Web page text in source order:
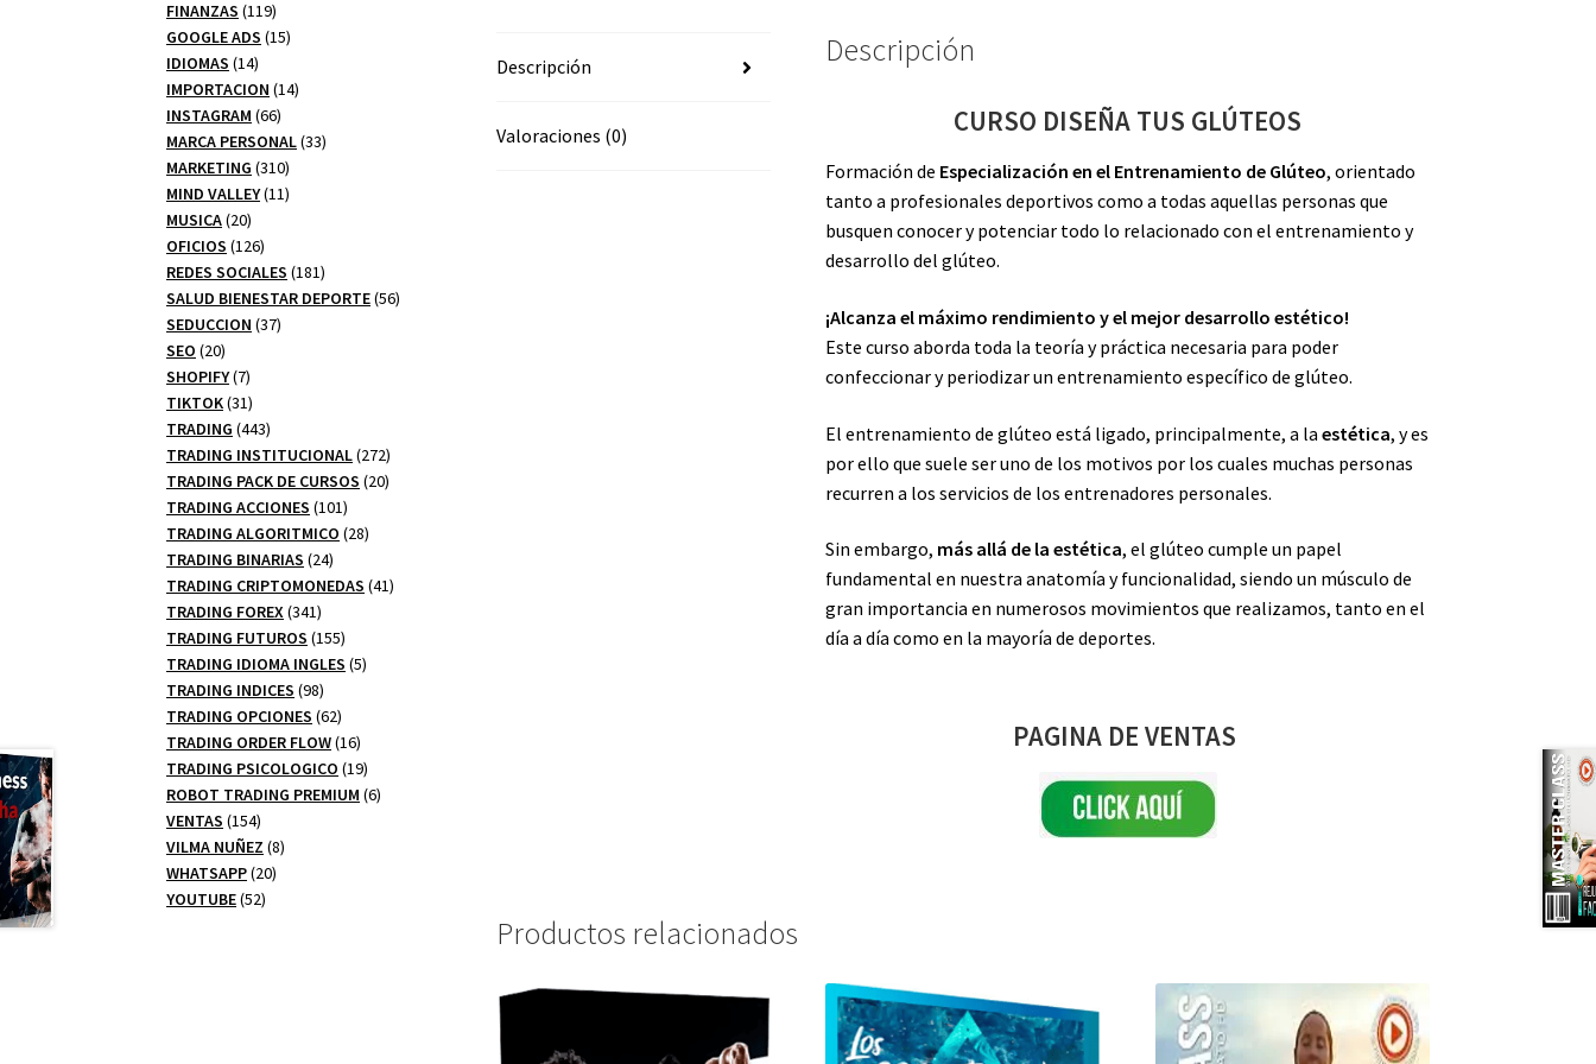
Descripción
Valoraciones (0)
Descripción
CURSO DISEÑA TUS GLÚTEOS
Formación de Especialización en el Entrenamiento de Glúteo, orientado
tanto a profesionales deportivos como a todas aquellas personas que
busquen conocer y potenciar todo lo relacionado con el entrenamiento y
desarrollo del glúteo.
¡Alcanza el máximo rendimiento y el mejor desarrollo estético!
Este curso aborda toda la teoría y práctica necesaria para poder
confeccionar y periodizar un entrenamiento específico de glúteo.
El entrenamiento de glúteo está ligado, principalmente, a laestética, y es
por ello que suele ser uno de los motivos por los cuales muchas personas
recurren a los servicios de los entrenadores personales.
Sin embargo, más allá de la estética, el glúteo cumple un papel
fundamental en nuestra anatomía y funcionalidad, siendo un músculo de
gran importancia en numerosos movimientos que realizamos, tanto en el
día a día como en la mayoría de deportes.
PAGINA DE VENTAS
Productos relacionados
productos
FINANZAS 119119
productos
GOOGLE ADS 1515
IDIOMAS 1414
productos
IMPORTACION 1414
INSTAGRAM 6666
productos
MARCA PERSONAL 3333
MARKETING 310310
productos
MIND VALLEY 1111
MUSICA 2020
productos
OFICIOS 126126
productos
REDES SOCIALES 181181
productos
SALUD BIENESTAR DEPORTE 5656
SEDUCCION 3737
SEO 2020
productos
SHOPIFY 77
productos
TIKTOK 3131
productos
TRADING 443443
productos
TRADING INSTITUCIONAL 272272
productos
TRADING PACK DE CURSOS 2020
TRADING ACCIONES 101101
productos
TRADING ALGORITMICO 2828
TRADING BINARIAS 2424
productos
TRADING CRIPTOMONEDAS 4141
TRADING FOREX 341341
productos
TRADING FUTUROS 155155
productos
TRADING IDIOMA INGLES 55
TRADING INDICES 9898
productos
TRADING OPCIONES 6262
productos
TRADING ORDER FLOW 1616
productos
TRADING PSICOLOGICO 1919
productos
ROBOT TRADING PREMIUM 66
VENTAS 154154
productos
VILMA NUÑEZ 88
WHATSAPP 2020
YOUTUBE 5252